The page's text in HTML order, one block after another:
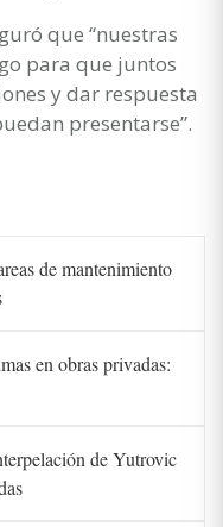
que “nuestras
para que juntos
y dar respuesta
presentarse”.
de mantenimiento
en obras privadas:
de Yutrovic